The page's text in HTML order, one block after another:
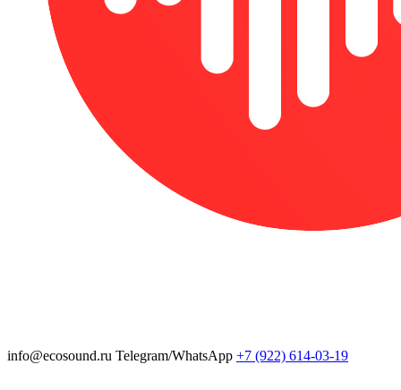
info@ecosound.ru Telegram/WhatsApp +7 (922) 614-03-19